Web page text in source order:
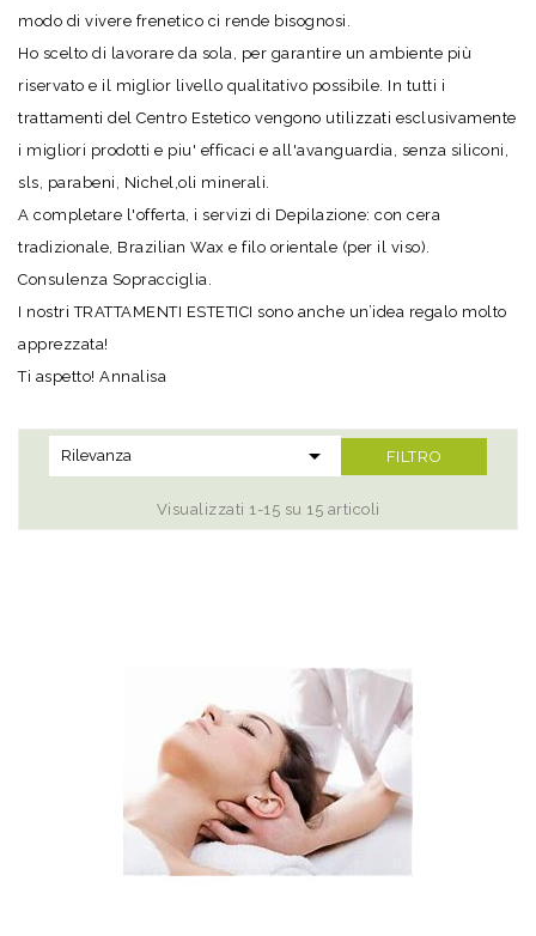
modo di vivere frenetico ci rende bisognosi.
Ho scelto di lavorare da sola, per garantire un ambiente più
riservato e il miglior livello qualitativo possibile. In tutti i
trattamenti del Centro Estetico vengono utilizzati esclusivamente
i migliori prodotti e piu' efficaci e all'avanguardia, senza siliconi,
sls, parabeni, Nichel,oli minerali.
A completare l'offerta, i servizi di Depilazione: con cera
tradizionale, Brazilian Wax e filo orientale (per il viso).
Consulenza Sopracciglia.
I nostri TRATTAMENTI ESTETICI sono anche un’idea regalo molto
apprezzata!
Ti aspetto! Annalisa
Rilevanza  FILTRO
Visualizzati 1-15 su 15 articoli